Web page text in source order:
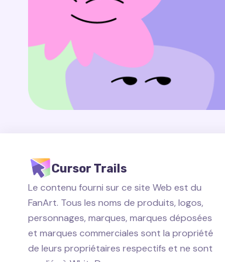
Cursor Trails
Le contenu fourni sur ce site Web est du
FanArt. Tous les noms de produits, logos,
personnages, marques, marques déposées
et marques commerciales sont la propriété
de leurs propriétaires respectifs et ne sont